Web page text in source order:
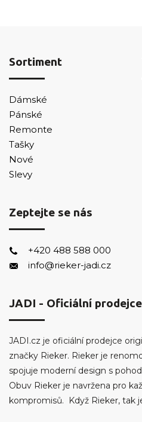
Sortiment
Dámské
Pánské
Remonte
Tašky
Nové
Slevy
Zeptejte se nás
+420 488 588 000
info@rieker-jadi.cz
JADI - Oficiální
JADI.cz je oficiální prodejce
značky Rieker. Rieker je
spojuje moderní design s
Obuv Rieker je navržena pro
kompromisů. Když Rieker, tak